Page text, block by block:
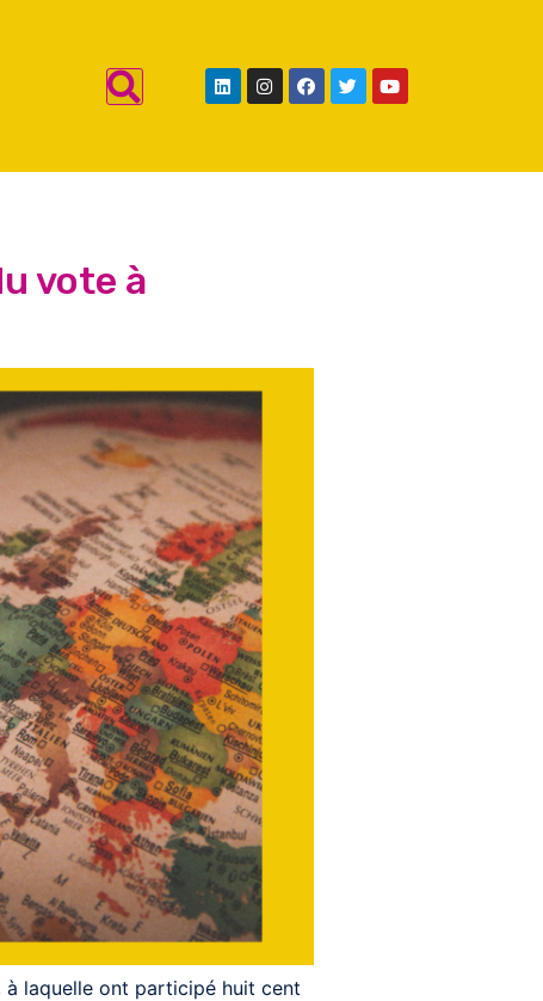
vote à
à laquelle ont participé huit cent